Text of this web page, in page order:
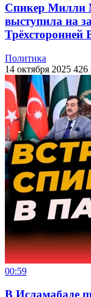
Спикер Милли
выступила на
Трёхсторонней
Политика
14 октября 2025 426
00:59